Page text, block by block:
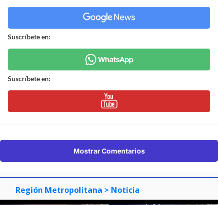
Suscríbete en:
Suscríbete en:
Mostrar Comentarios
Región Metropolitana > Noticia